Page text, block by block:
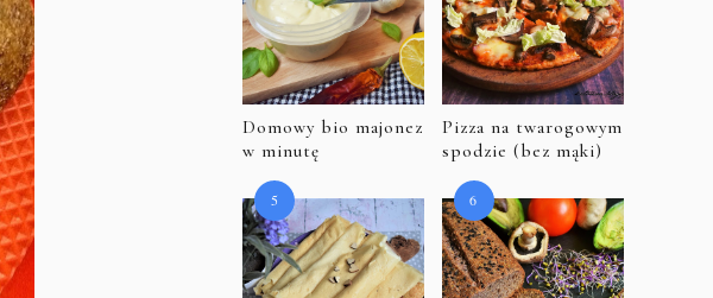
Domowy bio majonez
w minutę
Pizza na twarogowym
spodzie (bez mąki)